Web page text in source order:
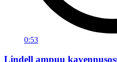
0:53
Lindell ampuu